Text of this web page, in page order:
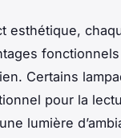
esthétique,
Certains
pour la
lumière